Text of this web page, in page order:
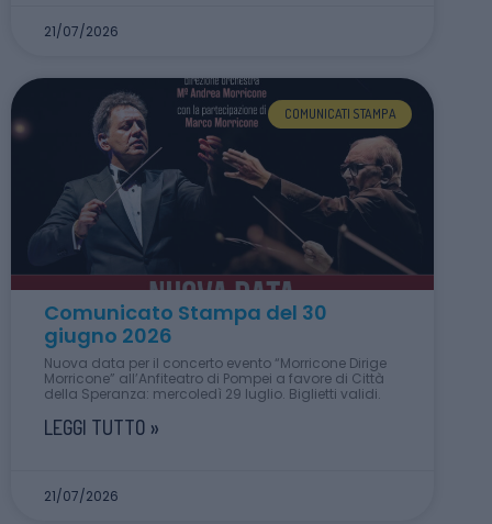
21/07/2026
COMUNICATI STAMPA
Comunicato Stampa del 30
giugno 2026
Nuova data per il concerto evento “Morricone Dirige
Morricone” all’Anfiteatro di Pompei a favore di Città
della Speranza: mercoledì 29 luglio. Biglietti validi.
LEGGI TUTTO »
21/07/2026